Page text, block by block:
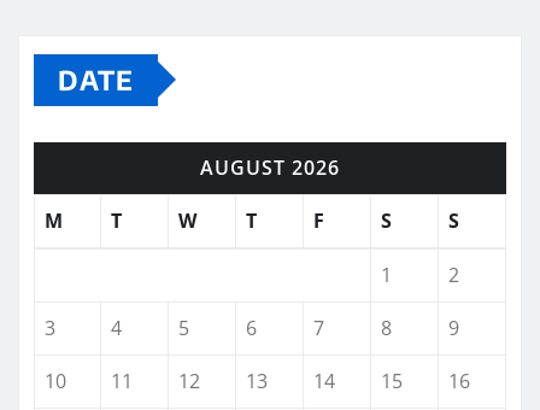
DATE
AUGUST 2026
M
T W T F S S
1
2
3
4 5 6 7 8
9
10
11 12 13 14 15
16